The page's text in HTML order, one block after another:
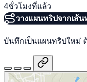
4ชั่วโมงที่แล้ว
วางแผนทริปจากเส้น
บันทึกเป็นแผนทริปใหม่